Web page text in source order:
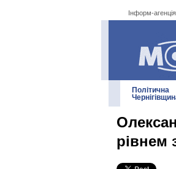
Інформ-
Політична
рівнем